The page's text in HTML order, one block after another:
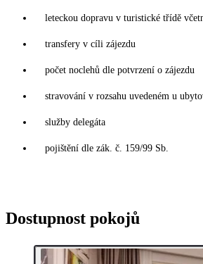
leteckou dopravu v turistické třídě
transfery v cíli zájezdu
počet noclehů dle potvrzení o zájezdu
stravování v rozsahu uvedeném u
služby delegáta
pojištění dle zák. č. 159/99 Sb.
Dostupnost pokojů